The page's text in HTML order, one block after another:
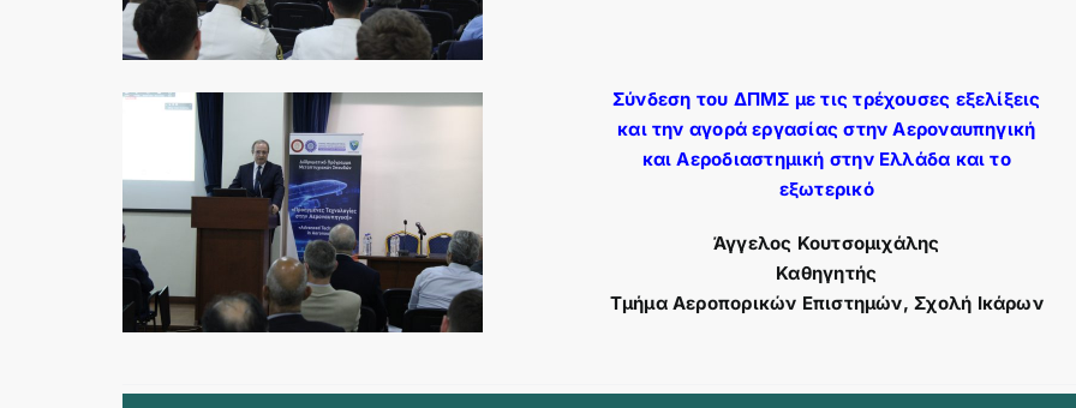
Σύνδεση του ΔΠΜΣ με τις τρέχουσες εξελίξεις
και την αγορά εργασίας στην Αεροναυπηγική
και Αεροδιαστημική στην Ελλάδα και το
εξωτερικό
Άγγελος Κουτσομιχάλης
Καθηγητής
Τμήμα Αεροπορικών Επιστημών, Σχολή Ικάρων